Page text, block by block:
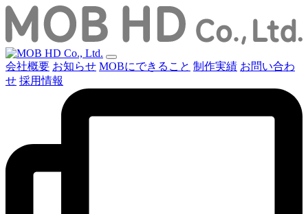
会社概要 お知らせ MOBにできること 制作実績 お問い合わ
せ 採用情報